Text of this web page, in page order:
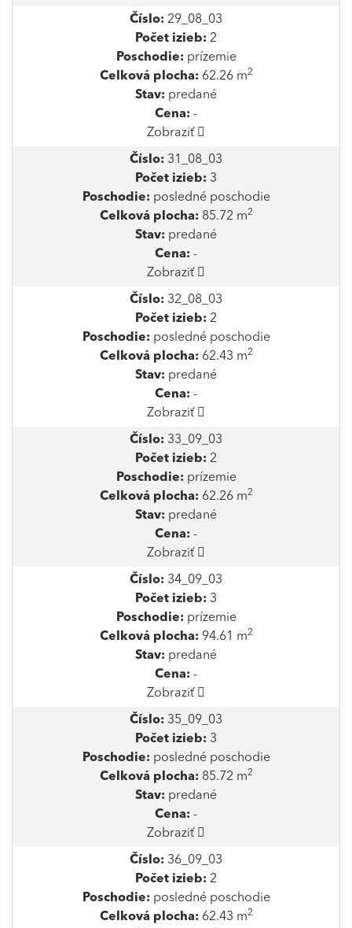
Číslo: 29_08_03
Počet izieb: 2
Poschodie:prízemie
Celková plocha: 62.26 m2
Stav: predané
Cena: -
Zobraziť
Číslo: 31_08_03
Počet izieb: 3
Poschodie:posledné poschodie
Celková plocha: 85.72 m2
Stav: predané
Cena: -
Zobraziť
Číslo: 32_08_03
Počet izieb: 2
Poschodie:posledné poschodie
Celková plocha: 62.43 m2
Stav: predané
Cena: -
Zobraziť
Číslo: 33_09_03
Počet izieb: 2
Poschodie:prízemie
Celková plocha: 62.26 m2
Stav: predané
Cena: -
Zobraziť
Číslo: 34_09_03
Počet izieb: 3
Poschodie:prízemie
Celková plocha: 94.61 m2
Stav: predané
Cena: -
Zobraziť
Číslo: 35_09_03
Počet izieb: 3
Poschodie:posledné poschodie
Celková plocha: 85.72 m2
Stav: predané
Cena: -
Zobraziť
Číslo: 36_09_03
Počet izieb: 2
Poschodie:posledné poschodie
Celková plocha: 62.43 m2